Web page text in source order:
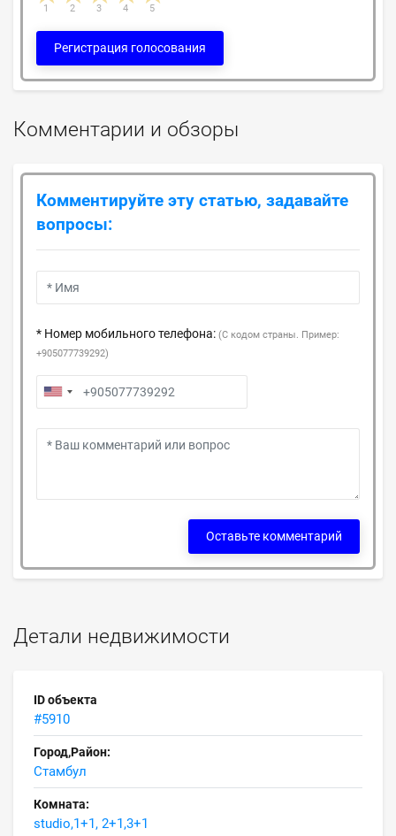
Детали недвижимости
ID объекта
#5910
Город,Район:
Стамбул
Комната:
studio,1+1, 2+1,3+1
5
4
3
2
1
Регистрация голосования
Комментарии и обзоры
Комментируйте эту статью, задавайте
вопросы:
* Номер мобильного телефона: (С кодом страны. Пример:
+905077739292)
Оставьте комментарий